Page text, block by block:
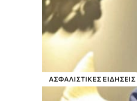
ΑΣΦΑΛΙΣΤΙΚΕΣ ΕΙΔΗΣΕΙΣ